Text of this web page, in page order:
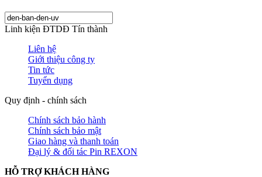
Linh kiện ĐTDĐ Tín thành
Liên hệ
Giới thiệu công ty
Tin tức
Tuyển dụng
Quy định - chính sách
Chính sách bảo hành
Chính sách bảo mật
Giao hàng và thanh toán
Đại lý & đối tác Pin REXON
HỖ TRỢ KHÁCH HÀNG